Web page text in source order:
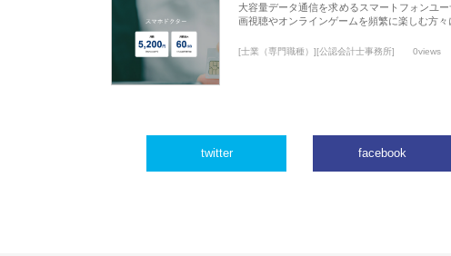
大容量データ通信を求めるスマートフォンユ
画視聴やオンラインゲームを頻繁に楽しむ方
[士業（専門職種）][公認会計士事務所] 0views
twitter facebook